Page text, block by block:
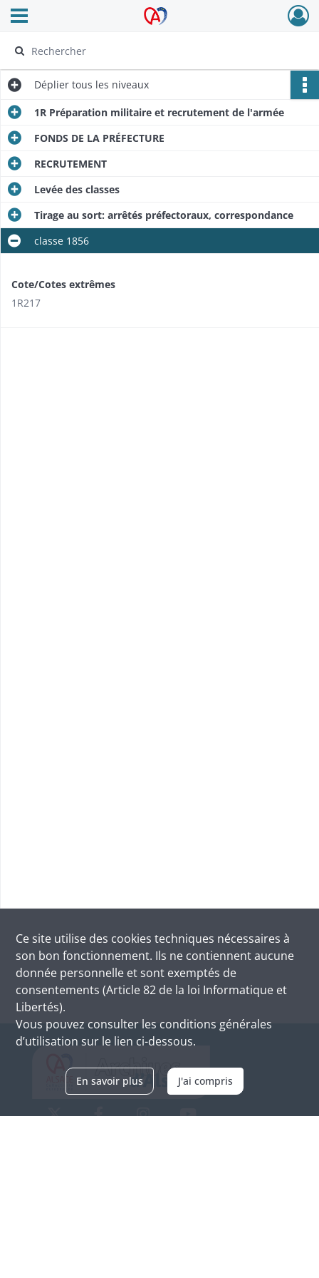
Archives Alsace - Colmar
Ouvrir le menu déroulant
Déplier tous les niveaux
1R Préparation militaire et recrutement de l'armée
FONDS DE LA PRÉFECTURE
RECRUTEMENT
Levée des classes
Tirage au sort: arrêtés préfectoraux, correspondance
classe 1856
Cote/Cotes extrêmes
1R217
Ce site utilise des cookies techniques nécessaires à
son bon fonctionnement. Ils ne contiennent aucune
donnée personnelle et sont exemptés de
consentements (Article 82 de la loi Informatique et
Libertés).
Vous pouvez consulter les conditions générales
d’utilisation sur le lien ci-dessous.
En savoir plus J'ai compris